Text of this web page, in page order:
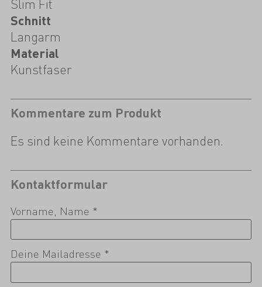
Slim Fit
Schnitt
Langarm
Material
Kunstfaser
Kommentare zum Produkt
Es sind keine Kommentare vorhanden.
Kontaktformular
Vorname, Name *
Deine Mailadresse *